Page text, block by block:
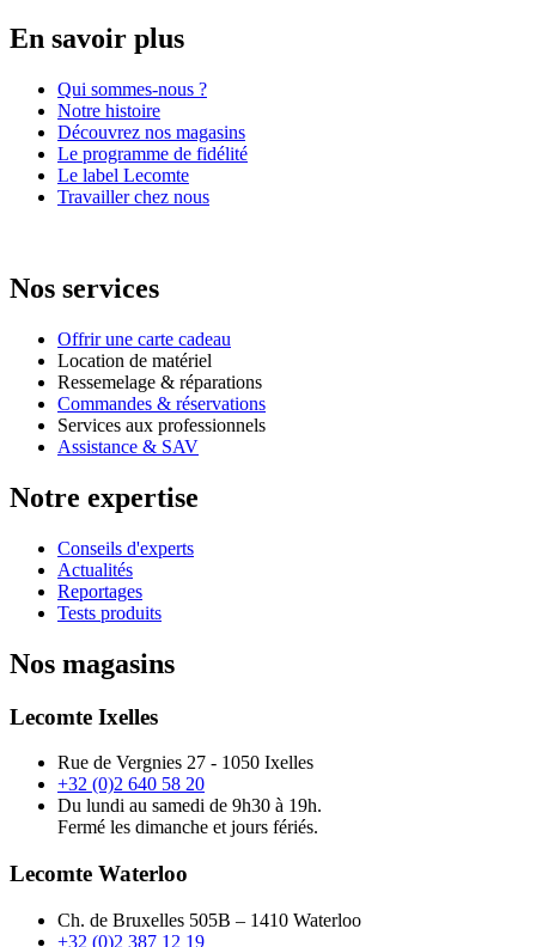
En savoir plus
Qui sommes-nous ?
Notre histoire
Découvrez nos magasins
Le programme de fidélité
Le label Lecomte
Travailler chez nous
Nos services
Offrir une carte cadeau
Location de matériel
Ressemelage & réparations
Commandes & réservations
Services aux professionnels
Assistance & SAV
Notre expertise
Conseils d'experts
Actualités
Reportages
Tests produits
Nos magasins
Lecomte Ixelles
Rue de Vergnies 27 - 1050 Ixelles
+32 (0)2 640 58 20
Du lundi au samedi de 9h30 à 19h.
Fermé les dimanche et jours fériés.
Lecomte Waterloo
Ch. de Bruxelles 505B – 1410 Waterloo
+32 (0)2 387 12 19